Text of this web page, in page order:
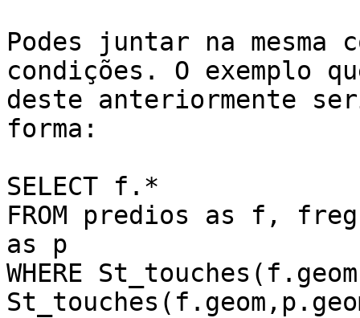
Podes juntar na
condições. O exemplo
deste anteriormente
forma:
SELECT f.*
FROM predios as f,
as p
WHERE